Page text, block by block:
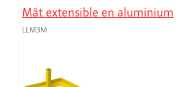
Mât extensible en aluminium
LLM3M